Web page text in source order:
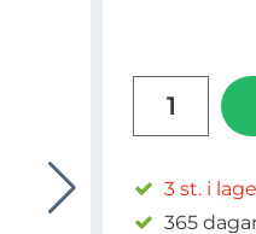
3 st. i
365